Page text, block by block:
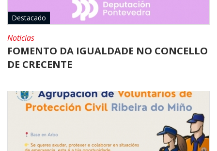
Destacado
Noticias
FOMENTO DA IGUALDADE NO CONCELLO
DE CRECENTE